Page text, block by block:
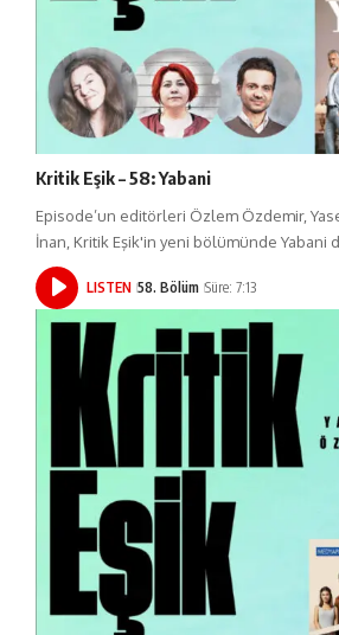
Kritik Eşik – 58: Yabani
Episode’un editörleri Özlem Özdemir,
İnan, Kritik Eşik'in yeni bölümünde Yabani
LISTEN 58. Bölüm Süre: 7:13